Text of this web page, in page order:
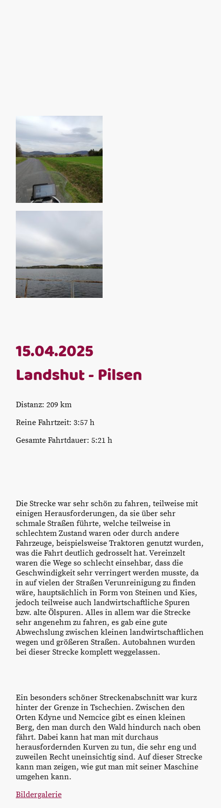
15.04.2025
Landshut - Pilsen
Distanz: 209 km
Reine Fahrtzeit: 3:57 h
Gesamte Fahrtdauer: 5:21 h
Die Strecke war sehr schön zu fahren, teilweise mit
einigen Herausforderungen, da sie über sehr
schmale Straßen führte, welche teilweise in
schlechtem Zustand waren oder durch andere
Fahrzeuge, beispielsweise Traktoren genutzt wurden,
was die Fahrt deutlich gedrosselt hat. Vereinzelt
waren die Wege so schlecht einsehbar, dass die
Geschwindigkeit sehr verringert werden musste, da
in auf vielen der Straßen Verunreinigung zu finden
wäre, hauptsächlich in Form von Steinen und Kies,
jedoch teilweise auch landwirtschaftliche Spuren
bzw. alte Ölspuren. Alles in allem war die Strecke
sehr angenehm zu fahren, es gab eine gute
Abwechslung zwischen kleinen landwirtschaftlichen
wegen und größeren Straßen. Autobahnen wurden
bei dieser Strecke komplett weggelassen.
Ein besonders schöner Streckenabschnitt war kurz
hinter der Grenze in Tschechien. Zwischen den
Orten Kdyne und Nemcice gibt es einen kleinen
Berg, den man durch den Wald hindurch nach oben
fährt. Dabei kann hat man mit durchaus
herausfordernden Kurven zu tun, die sehr eng und
zuweilen Recht uneinsichtig sind. Auf dieser Strecke
kann man zeigen, wie gut man mit seiner Maschine
umgehen kann.
Bildergalerie